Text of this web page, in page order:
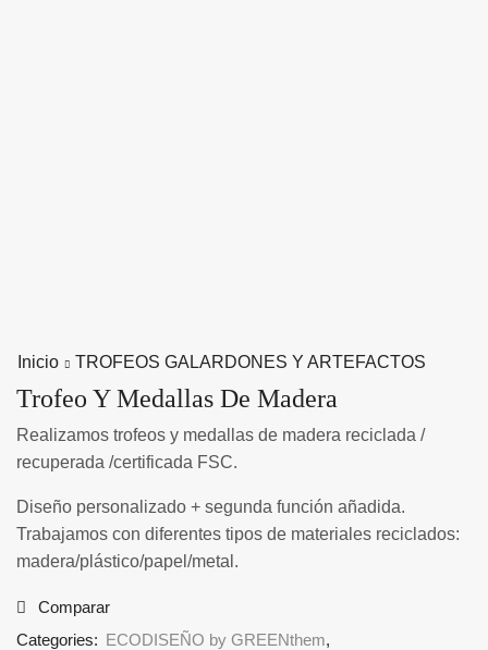
Inicio TROFEOS GALARDONES Y ARTEFACTOS
Trofeo Y Medallas De Madera
Realizamos trofeos y medallas de madera reciclada /
recuperada /certificada FSC.
Diseño personalizado + segunda función añadida.
Trabajamos con diferentes tipos de materiales reciclados:
madera/plástico/papel/metal.
Comparar
Categories:
ECODISEÑO by GREENthem,